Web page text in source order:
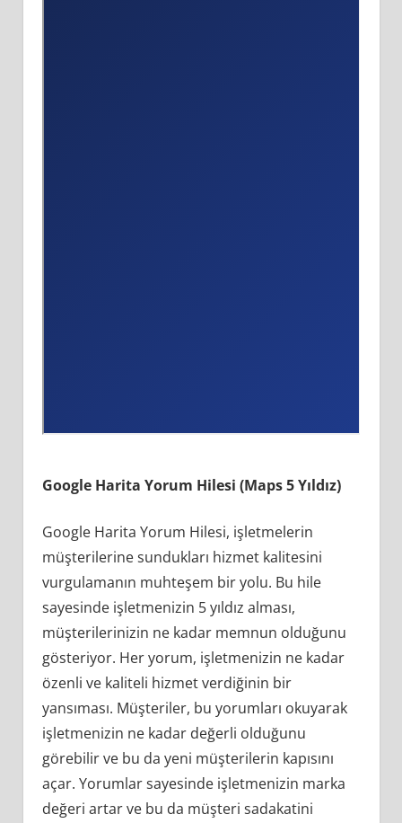
Google Harita Yorum Hilesi (Maps 5 Yıldız)
Google Harita Yorum Hilesi, işletmelerin
müşterilerine sundukları hizmet kalitesini
vurgulamanın muhteşem bir yolu. Bu hile
sayesinde işletmenizin 5 yıldız alması,
müşterilerinizin ne kadar memnun olduğunu
gösteriyor. Her yorum, işletmenizin ne kadar
özenli ve kaliteli hizmet verdiğinin bir
yansıması. Müşteriler, bu yorumları okuyarak
işletmenizin ne kadar değerli olduğunu
görebilir ve bu da yeni müşterilerin kapısını
açar. Yorumlar sayesinde işletmenizin marka
değeri artar ve bu da müşteri sadakatini